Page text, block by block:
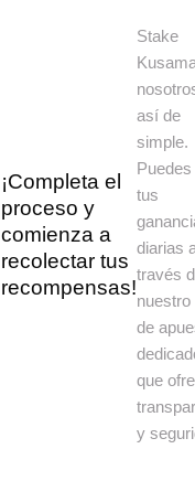
¡Completa el
proceso y
comienza a
recolectar tus
recompensas!
Stake
así de
simple.
tus
diarias
través
nuestro
de
que
y